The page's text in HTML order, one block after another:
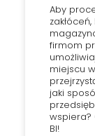
Aby
firmom
miejscu
jaki
wspiera?
BI!